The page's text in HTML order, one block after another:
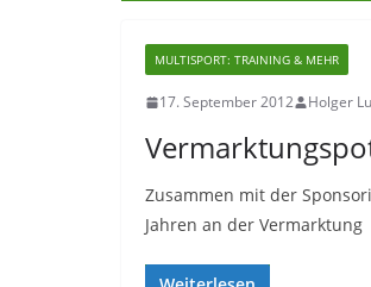
MULTISPORT: TRAINING & MEHR
17. September 2012 Holger
Zusammen mit der
Jahren an der Vermarktung